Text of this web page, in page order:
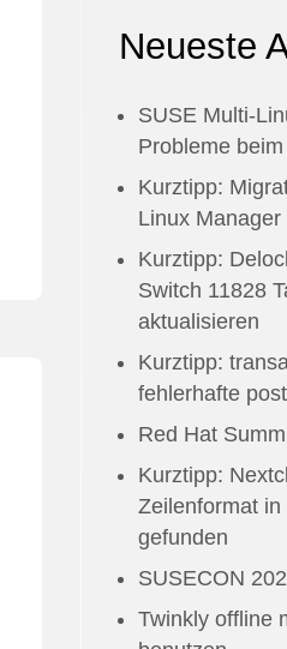
Neueste
SUSE Multi-
Probleme
Kurztipp:
Linux Manager
Kurztipp:
Switch 11828
aktualisieren
Kurztipp:
fehlerhafte
Red Hat
Kurztipp:
Zeilenformat
gefunden
SUSECON
Twinkly offline